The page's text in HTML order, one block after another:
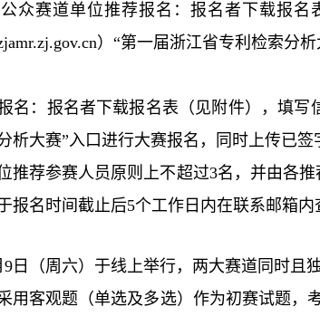
众赛道单位推荐报名：报名者下载报
）“第一届浙江省专利检索分
名：报名者下载报名表（见附件），填
析大赛”入口进行大赛报名，同时上传已
推荐参赛人员原则上不超过3名，并由各推
报名时间截止后5个工作日内在联系邮箱内
9 日（周六）于线上举行，两大赛道同时且
用客观题（单选及多选）作为初赛试题